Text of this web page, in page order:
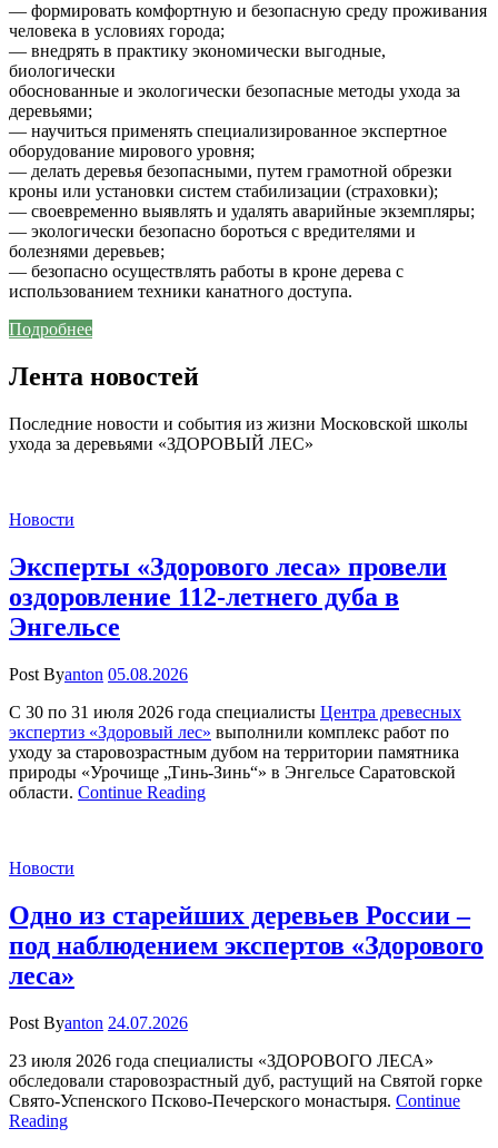
— формировать комфортную и безопасную среду проживания
человека в условиях города;
— внедрять в практику экономически выгодные,
биологически
обоснованные и экологически безопасные методы ухода за
деревьями;
— научиться применять специализированное экспертное
оборудование мирового уровня;
— делать деревья безопасными, путем грамотной обрезки
кроны или установки систем стабилизации (страховки);
— своевременно выявлять и удалять аварийные экземпляры;
— экологически безопасно бороться с вредителями и
болезнями деревьев;
— безопасно осуществлять работы в кроне дерева с
использованием техники канатного доступа.
Подробнее
Лента новостей
Последние новости и события из жизни Московской школы
ухода за деревьями «ЗДОРОВЫЙ ЛЕС»
Новости
Эксперты «Здорового леса» провели
оздоровление 112-летнего дуба в
Энгельсе
Post Byanton 05.08.2026
С 30 по 31 июля 2026 года специалисты Центра древесных
экспертиз «Здоровый лес» выполнили комплекс работ по
уходу за старовозрастным дубом на территории памятника
природы «Урочище „Тинь-Зинь“» в Энгельсе Саратовской
области. Continue Reading
Новости
Одно из старейших деревьев России –
под наблюдением экспертов «Здорового
леса»
Post Byanton 24.07.2026
23 июля 2026 года специалисты «ЗДОРОВОГО ЛЕСА»
обследовали старовозрастный дуб, растущий на Святой горке
Свято-Успенского Псково-Печерского монастыря. Continue
Reading